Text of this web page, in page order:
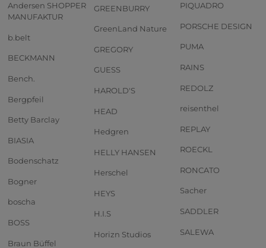
Andersen SHOPPER
MANUFAKTUR
b.belt
BECKMANN
Bench.
Bergpfeil
Betty Barclay
BIASIA
Bodenschatz
Bogner
boscha
BOSS
Braun Büffel
GREENBURRY
GreenLand Nature
GREGORY
GUESS
HAROLD'S
HEAD
Hedgren
HELLY HANSEN
Herschel
HEYS
H.I.S
Horizn Studios
PIQUADRO
PORSCHE DESIGN
PUMA
RAINS
REDOLZ
reisenthel
REPLAY
ROECKL
RONCATO
Sacher
SADDLER
SALEWA